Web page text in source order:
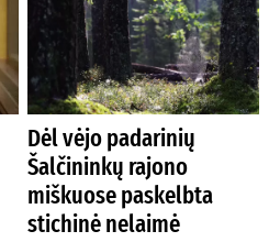
Dėl vėjo padarinių
Šalčininkų rajono
miškuose paskelbta
stichinė nelaimė